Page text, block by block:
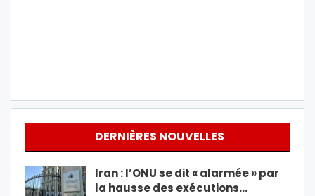
DERNIÈRES NOUVELLES
Iran : l’ONU se dit « alarmée » par
la hausse des exécutions…